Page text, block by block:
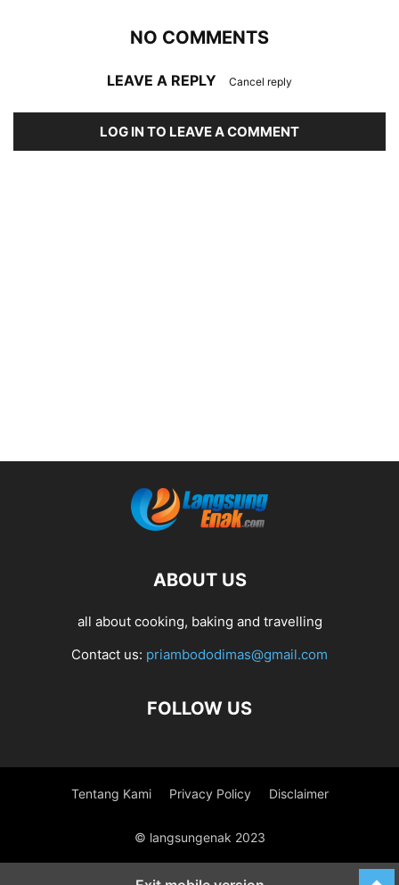
NO COMMENTS
LEAVE A REPLY Cancel reply
LOG IN TO LEAVE A COMMENT
ABOUT US
all about cooking, baking and travelling
Contact us: priambododimas@gmail.com
FOLLOW US
Tentang Kami Privacy Policy Disclaimer
© langsungenak 2023